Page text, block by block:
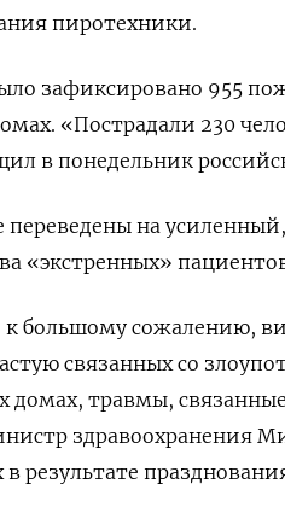
пиротехники.
зафиксировано 955
«Пострадали 230
в понедельник
на
«экстренных»
большому сожалению,
связанных со
травмы,
здравоохранения
результате